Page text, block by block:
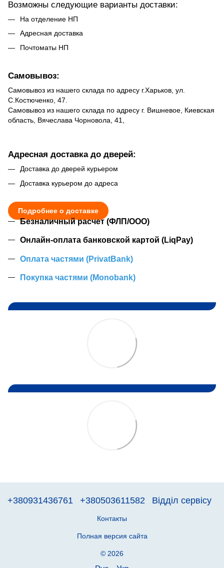
Возможны следующие варианты доставки:
На отделение НП
Адресная доставка
Почтоматы НП
Самовывоз:
Самовывоз из нашего склада по адресу г.Харьков, ул.
С.Костюченко, 47.
Самовывоз из нашего склада по адресу г. Вишневое, Киевская
область, Вячеслава Чорновола, 41,
Адресная доставка до дверей:
Доставка до дверей курьером
Доставка курьером до адреса
Подробнее о доставке
Безналичный расчет (ФЛП/ООО)
Онлайн-оплата банковской картой (LiqPay)
Оплата частями (PrivatBank)
Покупка частями (Monobank)
+380931436761 +380503611582 Відділ сервісу
Контакты
Полная версия сайта
© 2026